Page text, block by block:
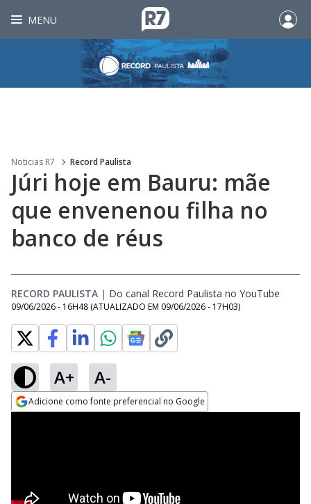
MENU
Noticias R7 Record Paulista
Júri hoje em Bauru: mãe
que envenenou filha no
banco de réus
RECORD PAULISTA | Do canal Record Paulista no YouTube
09/06/2026 - 16H48 (ATUALIZADO EM 09/06/2026 - 17H03)
A+ A-
Adicione como fonte preferencial no Google